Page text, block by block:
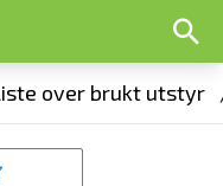
over brukt utstyr